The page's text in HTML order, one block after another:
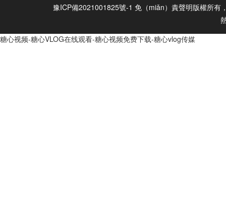
豫ICP備2021001825號-1 免（miǎn）責聲明版權所有
糖心视频-糖心VLOG在线观看-糖心视频免费下载-糖心vlog传媒